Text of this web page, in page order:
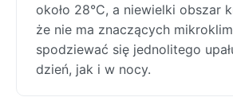
około 28°C, a niewielki obszar
że nie ma znaczących
spodziewać się jednolitego
dzień, jak i w nocy.